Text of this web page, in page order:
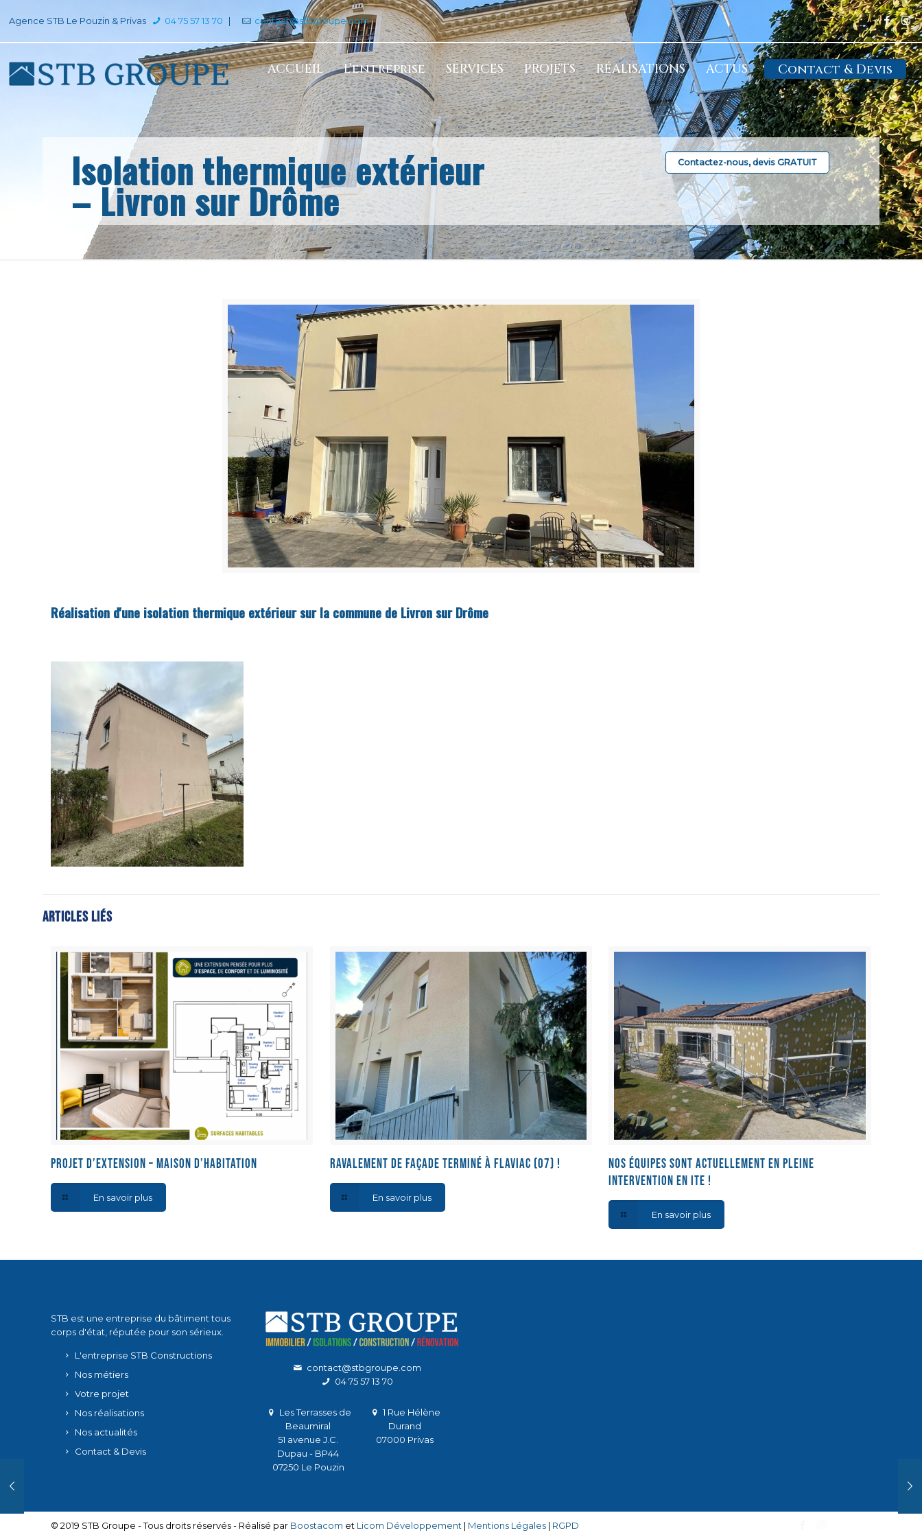
Agence STB Le Pouzin & Privas 04 75 57 13 70 | contact@stbgroupe.com
ACCUEIL L’entreprise SERVICES PROJETS RÉALISATIONS ACTUS Contact & Devis
Isolation thermique extérieur
– Livron sur Drôme
Contactez-nous, devis GRATUIT
Réalisation d'une isolation thermique extérieur sur la commune de Livron sur Drôme
Articles liés
Projet d’extension – Maison d’habitation
En savoir plus
Ravalement de façade terminé à Flaviac (07) !
En savoir plus
Nos équipes sont actuellement en pleine
intervention en ITE !
En savoir plus
STB est une entreprise du bâtiment tous
corps d'état, réputée pour son sérieux.
L'entreprise STB Constructions
Nos métiers
Votre projet
Nos réalisations
Nos actualités
Contact & Devis
contact@stbgroupe.com
04 75 57 13 70
Les Terrasses de
Beaumiral
51 avenue J.C.
Dupau - BP44
07250 Le Pouzin
1 Rue Hélène
Durand
07000 Privas
© 2019 STB Groupe - Tous droits réservés - Réalisé par Boostacom et Licom Développement | Mentions Légales | RGPD